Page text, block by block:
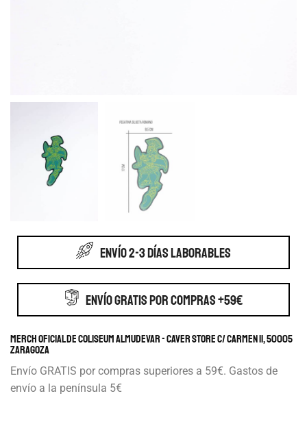
ENVÍO 2-3 DÍAS LABORABLES
ENVÍO GRATIS POR COMPRAS +59€
Merch Oficial de Coliseum Almudevar - Caver store c/ Carmen 11, 50005
Zaragoza
Envío GRATIS por compras superiores a 59€. Gastos de
envío a la península 5€